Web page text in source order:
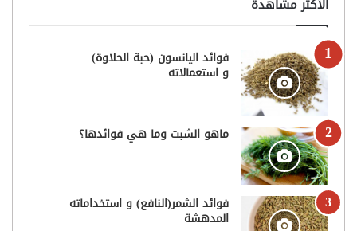
فوائد اليانسون (حبة الحلاوة)
و استعمالاته
ماهو الشبت وما هي فوائدها؟
فوائد الشمر(النافع) و استخداماته
المدهشة